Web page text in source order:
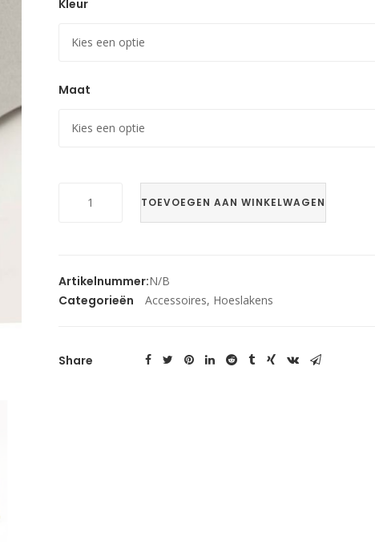
Kleur
Maat
persoons
TOEVOEGEN AAN WINKELWAGEN
Artikelnummer:N/B
Categorieën Accessoires, Hoeslakens
Share